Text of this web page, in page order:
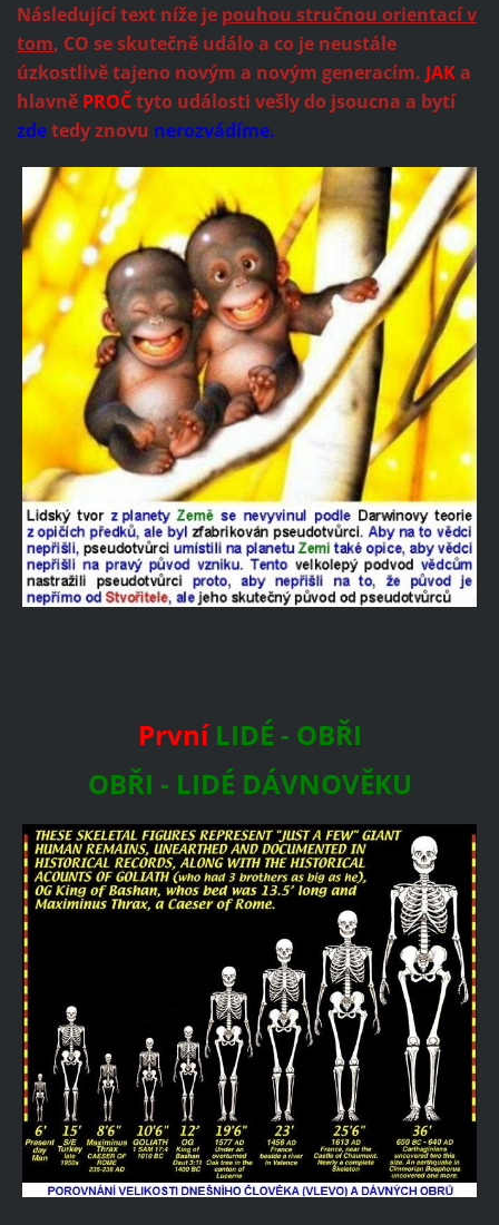
Následující text níže je pouhou stručnou orientací v
tom, CO se skutečně událo a co je neustále
úzkostlivě tajeno novým a novým generacím. JAKa
hlavněPROČtyto události vešly do jsoucna a bytí
zdetedy znovu nerozvádíme.
První LIDÉ - OBŘI
OBŘI - LIDÉ DÁVNOVĚKU